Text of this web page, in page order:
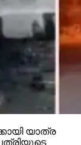
യാത്ര